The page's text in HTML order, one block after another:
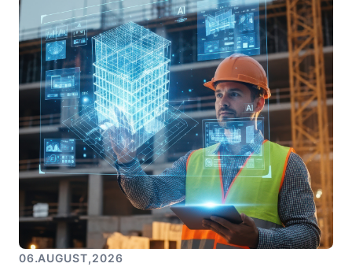
06.AUGUST,2026